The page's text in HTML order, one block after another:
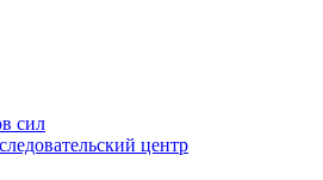
сил
центр